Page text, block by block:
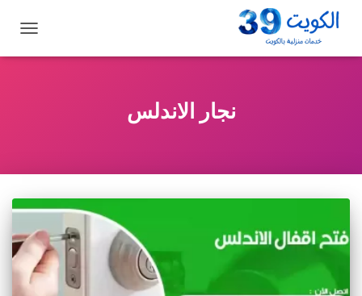
التنقل
نجار الاندلس